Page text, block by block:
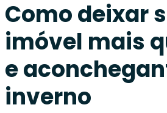
Como deixar
imóvel mais
e
inverno